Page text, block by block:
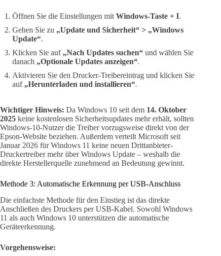
Öffnen Sie die Einstellungen mit Windows-Taste + I.
Gehen Sie zu „Update und Sicherheit“ > „Windows
Update“.
Klicken Sie auf „Nach Updates suchen“ und wählen Sie
danach „Optionale Updates anzeigen“.
Aktivieren Sie den Drucker-Treibereintrag und klicken Sie
auf „Herunterladen und installieren“.
Wichtiger Hinweis: Da Windows 10 seit dem 14. Oktober
2025 keine kostenlosen Sicherheitsupdates mehr erhält, sollten
Windows-10-Nutzer die Treiber vorzugsweise direkt von der
Epson-Website beziehen. Außerdem verteilt Microsoft seit
Januar 2026 für Windows 11 keine neuen Drittanbieter-
Druckertreiber mehr über Windows Update – weshalb die
direkte Herstellerquelle zunehmend an Bedeutung gewinnt.
Methode 3: Automatische Erkennung per USB-Anschluss
Die einfachste Methode für den Einstieg ist das direkte
Anschließen des Druckers per USB-Kabel. Sowohl Windows
11 als auch Windows 10 unterstützen die automatische
Geräteerkennung.
Vorgehensweise: